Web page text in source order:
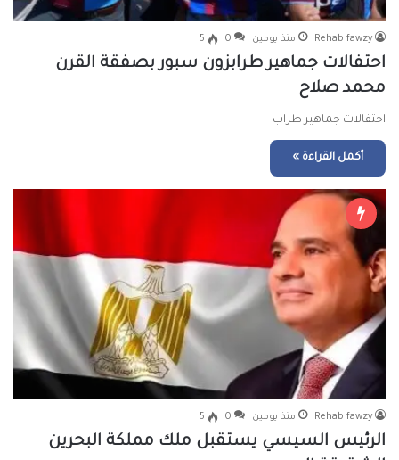
Rehab fawzy منذ يومين 0
5
احتفالات جماهير طرابزون سبور بصفقة القرن
محمد صلاح
احتفالات جماهير طراب
أكمل القراءة »
Rehab fawzy منذ يومين 0
5
الرئيس السيسي يستقبل ملك مملكة البحرين